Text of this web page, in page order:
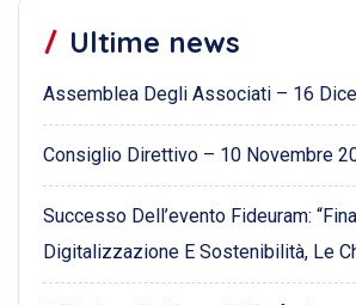
Ultime news
Assemblea Degli Associati – 16
Consiglio Direttivo – 10 Novembre
Successo Dell’evento Fideuram:
Digitalizzazione E Sostenibilità, Le